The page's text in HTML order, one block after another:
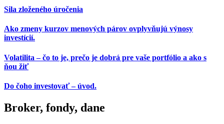
Sila zloženého úročenia
Ako zmeny kurzov menových párov ovplyvňujú výnosy
investícií.
Volatilita – čo to je, prečo je dobrá pre vaše portfólio a ako s
ňou žiť
Do čoho investovať – úvod.
Broker, fondy, dane